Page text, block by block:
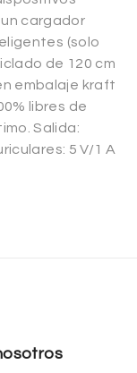
cargador
(solo
de 120 cm
embalaje kraft
libres de
Salida:
5 V/1 A